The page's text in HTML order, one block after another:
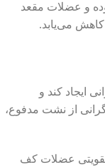
و عضلات مقعد
می‌یابد.
ایجاد کند و
از نشت مدفوع،
عضلات کف